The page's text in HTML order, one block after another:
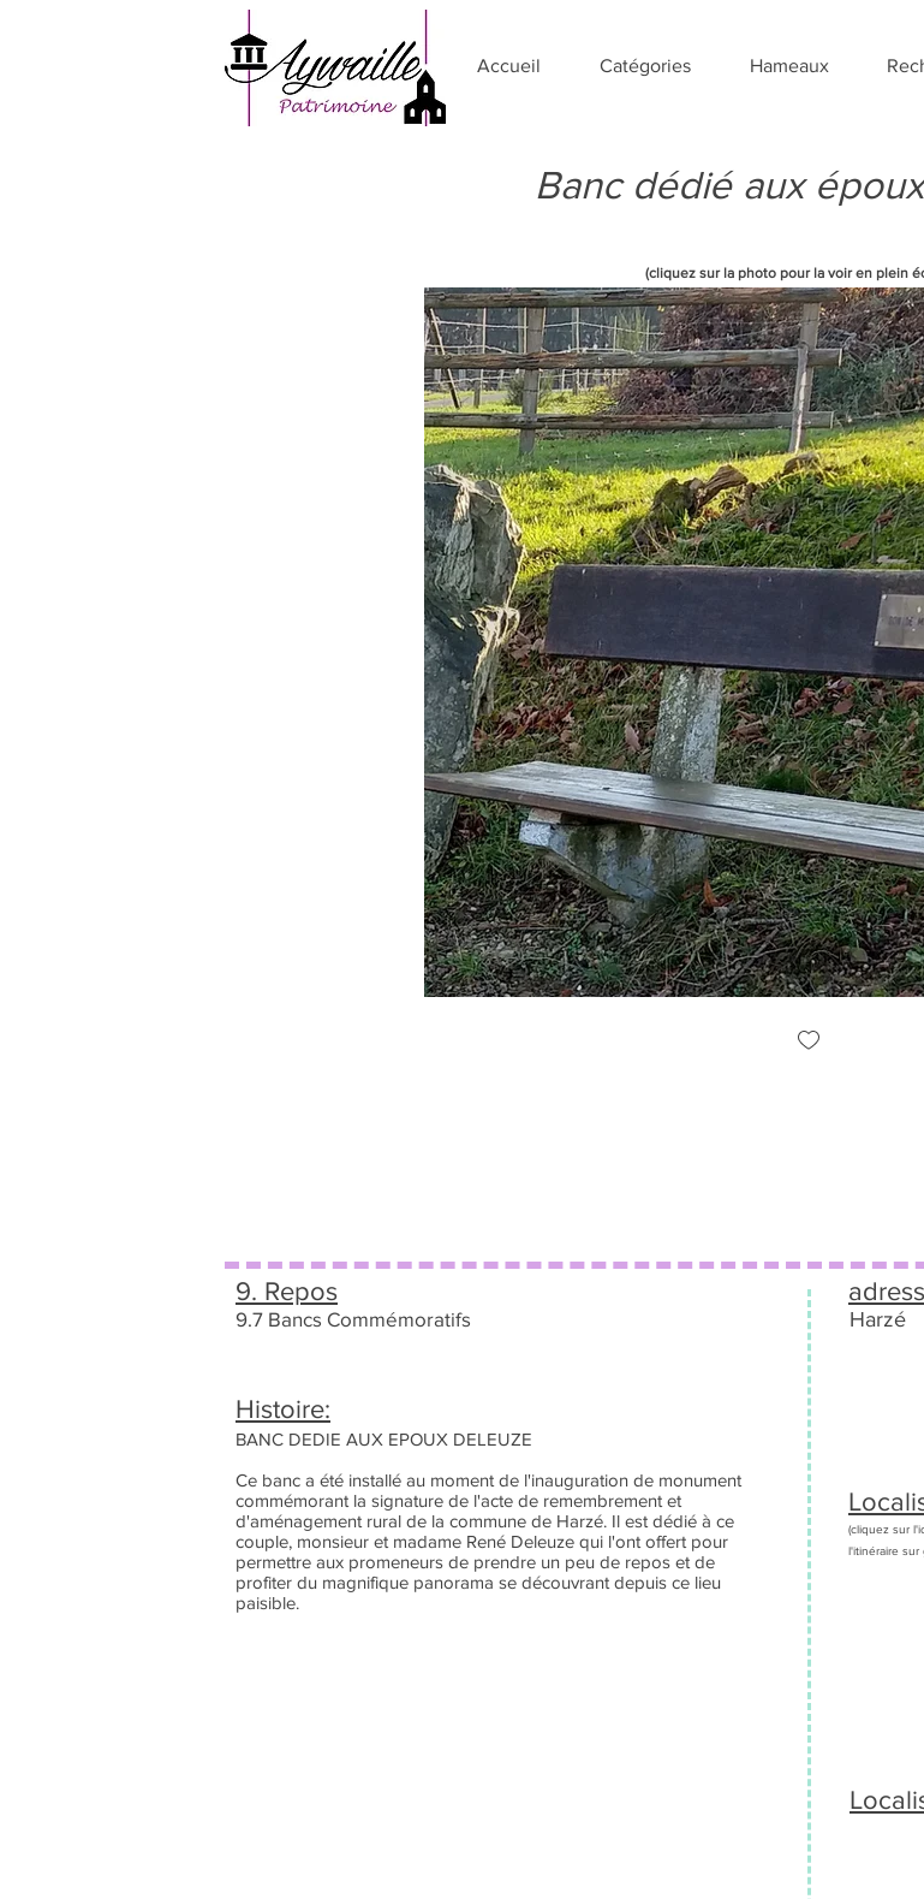
Accueil Catégories Hameaux
Banc dédié aux
(cliquez sur la photo pour la voir en plein
9. Repos
9.7 Bancs Commémoratifs Harzé
Histoire:
BANC DEDIE AUX EPOUX DELEUZE
Ce banc a été installé au moment de l'inauguration de monument
commémorant la signature de l'acte de remembrement et
d'aménagement rural de la commune de Harzé. Il est dédié à ce
couple, monsieur et madame René Deleuze qui l'ont offert pour
permettre aux promeneurs de prendre un peu de repos et de
profiter du magnifique panorama se découvrant depuis ce lieu
paisible.
(cliquez sur
l'itinéraire sur